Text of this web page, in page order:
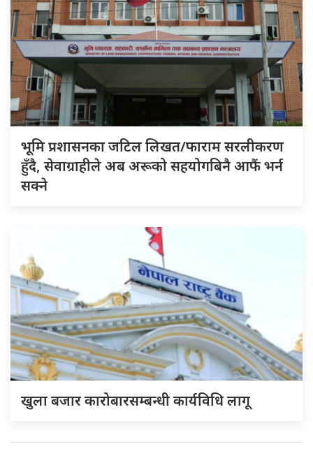
भूमि प्रशासनका जटिल लिखत/फाराम सरलीकरण
हुँदै, सेवाग्राहीले अब अरूको सहयोगबिनै आफैं भर्न
सक्ने
खुला बजार कारोबारसम्बन्धी कार्यविधि लागू